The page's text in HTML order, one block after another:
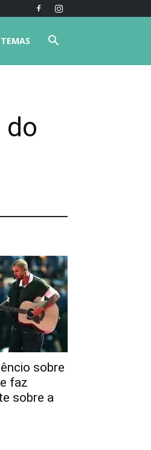
TEMAS
do
sobre
faz
sobre a